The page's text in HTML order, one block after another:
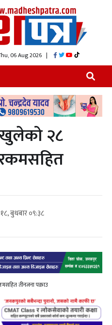
Aug 2026 |
२८
बुधबार ०९:३८